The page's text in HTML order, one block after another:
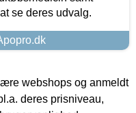
se deres udvalg.
webshops og anmeldt
deres prisniveau,